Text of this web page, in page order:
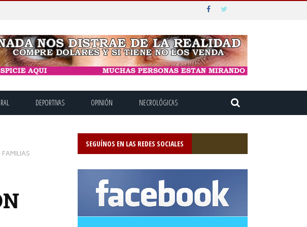
DEPORTIVAS OPINIÓN NECROLÓGICAS
SEGUÍNOS EN LAS REDES SOCIALES